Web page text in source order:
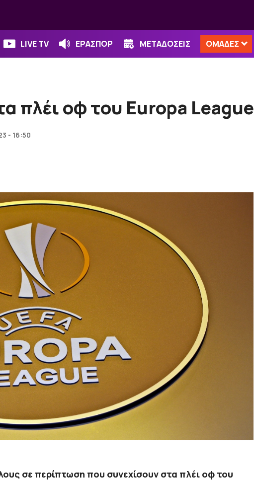
LIVE TV ΕΡΑΣΠΟΡ ΜΕΤΑΔΟΣΕΙΣ ΟΜΑΔΕΣ
πλέι οφ του Europa League
- 16:50
σε περίπτωση που συνεχίσουν στα πλέι οφ του